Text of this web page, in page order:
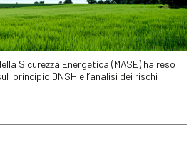
Sicurezza Energetica (MASE) ha reso
principio DNSH e l’analisi dei rischi